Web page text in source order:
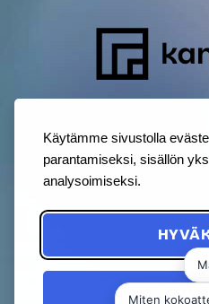
Käytämme sivustolla
parantamiseksi, sisällön
analysoimiseksi.